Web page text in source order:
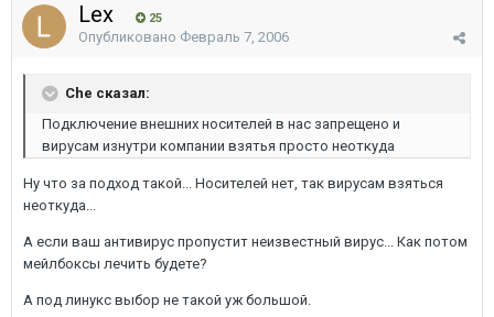
Lex 25
Опубликовано Февраль 7, 2006
Che сказал:
Подключение внешних носителей в нас запрещено и
вирусам изнутри компании взятья просто неоткуда
Ну что за подход такой... Носителей нет, так вирусам взяться
неоткуда...
А если ваш антивирус пропустит неизвестный вирус... Как потом
мейлбоксы лечить будете?
А под линукс выбор не такой уж большой.